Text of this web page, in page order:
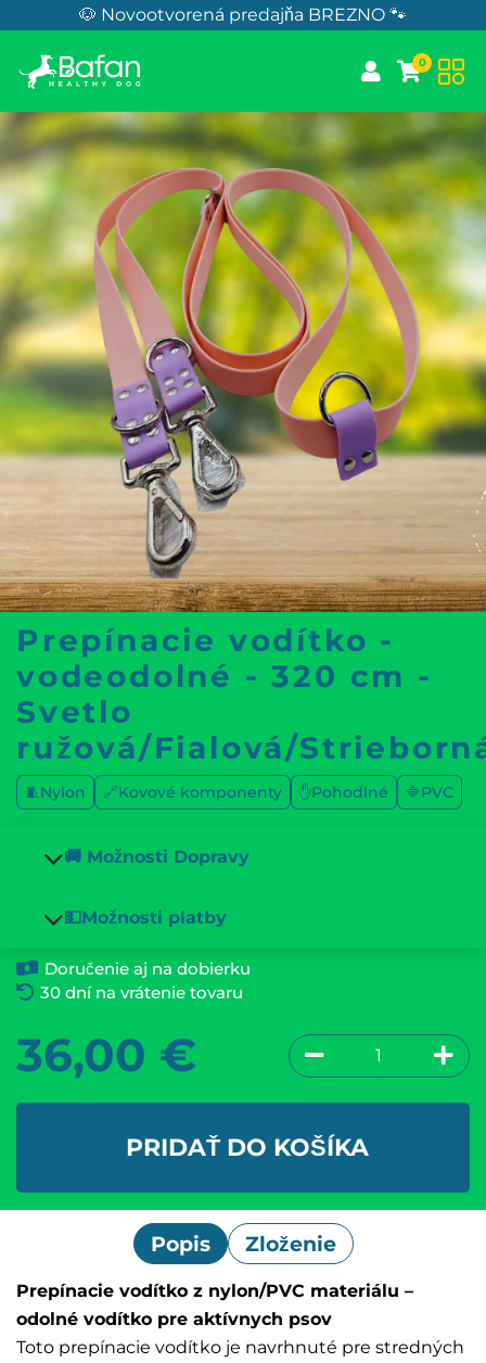
Skip to Content🐶 Novootvorená predajňa BREZNO 🐾
0
Prepínacie vodítko -
vodeodolné - 320 cm -
Svetlo
ružová/Fialová/
🧵Nylon 🔗Kovové komponenty ✋Pohodlné 🔷PVC
🚚 Možnosti Dopravy
💵Možnosti platby
Doručenie aj na dobierku
30 dní na vrátenie tovaru
36,00 €
PRIDAŤ DO KOŠÍKA
Popis Zloženie
Prepínacie vodítko z nylon/PVC materiálu –
odolné vodítko pre aktívnych psov
Toto prepínacie vodítko je navrhnuté pre stredných